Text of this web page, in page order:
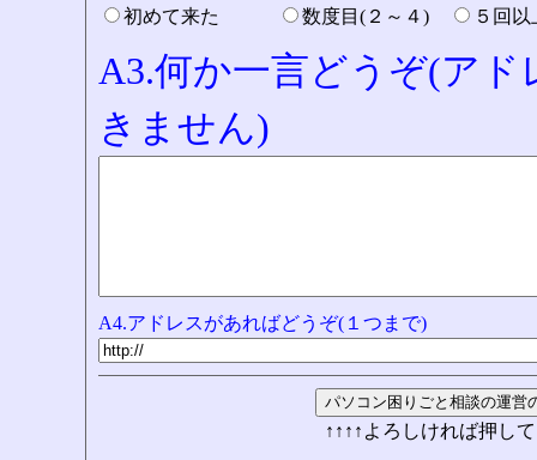
初めて来た
数度目(２～４) ５回
A3.何か一言どうぞ(ア
きません)
A4.アドレスがあればどうぞ(１つまで)
↑↑↑↑よろしければ押し